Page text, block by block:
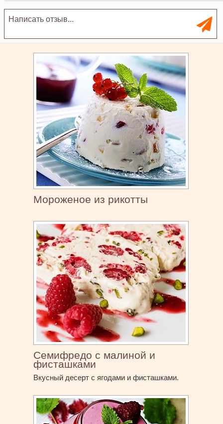
Мороженое из рикотты
Семифредо с малиной и
фисташками
Вкусный десерт с ягодами и фисташками.